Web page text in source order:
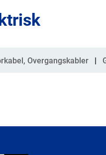
Overgangskabler